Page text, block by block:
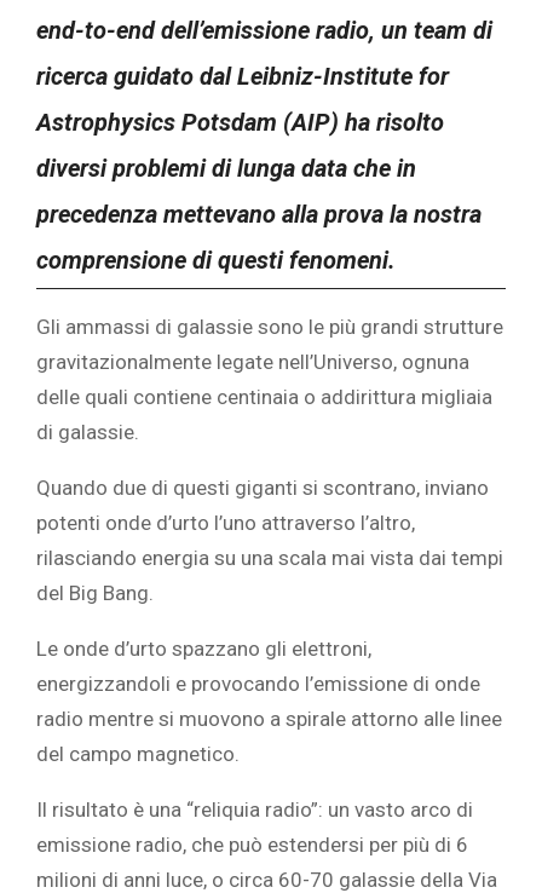
end-to-end dell’emissione radio, un team di
ricerca guidato dal Leibniz-Institute for
Astrophysics Potsdam (AIP) ha risolto
diversi problemi di lunga data che in
precedenza mettevano alla prova la nostra
comprensione di questi fenomeni.
Gli ammassi di galassie sono le più grandi strutture
gravitazionalmente legate nell’Universo, ognuna
delle quali contiene centinaia o addirittura migliaia
di galassie.
Quando due di questi giganti si scontrano, inviano
potenti onde d’urto l’uno attraverso l’altro,
rilasciando energia su una scala mai vista dai tempi
del Big Bang.
Le onde d’urto spazzano gli elettroni,
energizzandoli e provocando l’emissione di onde
radio mentre si muovono a spirale attorno alle linee
del campo magnetico.
Il risultato è una “reliquia radio”: un vasto arco di
emissione radio, che può estendersi per più di 6
milioni di anni luce, o circa 60-70 galassie della Via